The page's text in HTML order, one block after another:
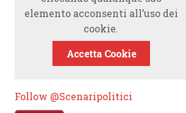
elemento acconsenti all’uso dei
cookie.
Accetta Cookie
Follow @Scenaripolitici